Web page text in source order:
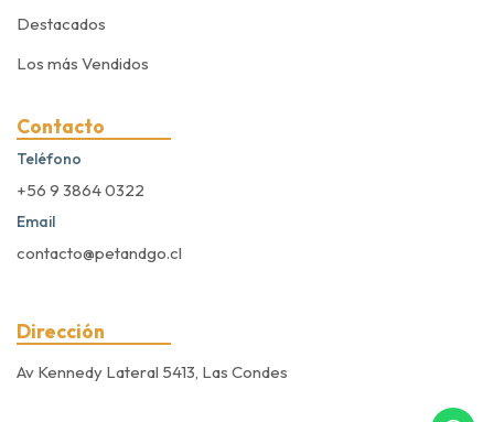
Destacados
Los más Vendidos
Contacto
Teléfono
+56 9 3864 0322
Email
contacto@petandgo.cl
Dirección
Av Kennedy Lateral 5413, Las Condes